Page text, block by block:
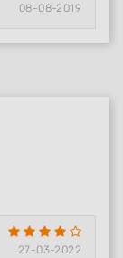
08-08-2019
27-03-2022